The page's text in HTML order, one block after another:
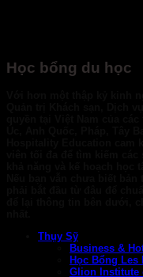
Học bổng du học
Thụy Sỹ
Business &
Học Bổng
Glion Institute